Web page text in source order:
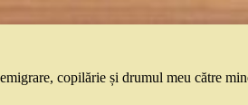
copilărie și drumul meu către